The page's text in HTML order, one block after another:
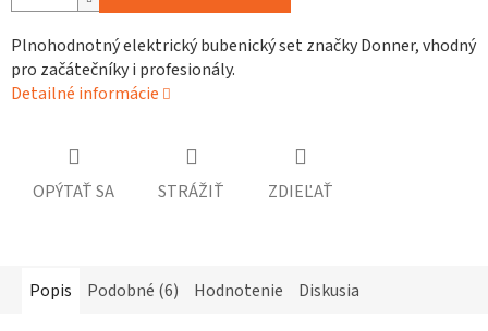
Plnohodnotný elektrický bubenický set značky Donner, vhodný
pro začátečníky i profesionály.
Detailné informácie
OPÝTAŤ SA STRÁŽIŤ ZDIEĽAŤ
Popis Podobné (6) Hodnotenie Diskusia